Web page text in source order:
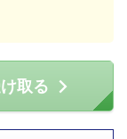
取る